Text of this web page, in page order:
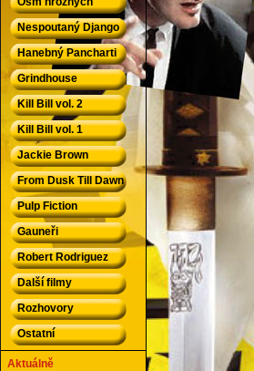
Nespoutaný Django
Hanebný Pancharti
Grindhouse
Kill Bill vol. 2
Kill Bill vol. 1
Jackie Brown
From Dusk Till Dawn
Pulp Fiction
Gauneři
Robert Rodriguez
Další filmy
Rozhovory
Ostatní
Aktuálně